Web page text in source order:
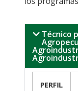
Técnico
PERFIL